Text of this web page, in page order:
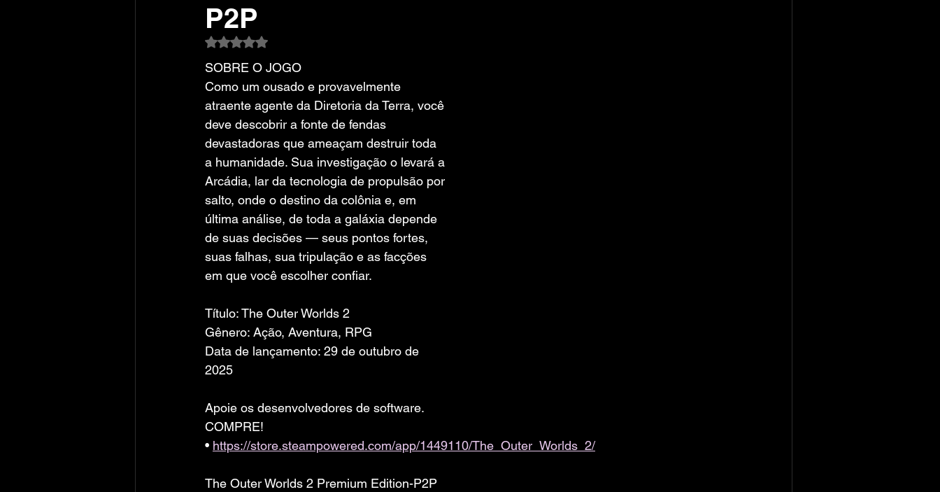
P2P
Avaliado com NaN de 5 estrelas.
SOBRE O JOGO
Como um ousado e provavelmente
atraente agente da Diretoria da Terra, você
deve descobrir a fonte de fendas
devastadoras que ameaçam destruir toda
a humanidade. Sua investigação o levará a
Arcádia, lar da tecnologia de propulsão por
salto, onde o destino da colônia e, em
última análise, de toda a galáxia depende
de suas decisões — seus pontos fortes,
suas falhas, sua tripulação e as facções
em que você escolher confiar.
Título: The Outer Worlds 2
Gênero: Ação, Aventura, RPG
Data de lançamento: 29 de outubro de
2025
Apoie os desenvolvedores de software.
COMPRE!
• https://store.steampowered.com/app/1449110/The_Outer_Worlds_2/
The Outer Worlds 2 Premium Edition-P2P